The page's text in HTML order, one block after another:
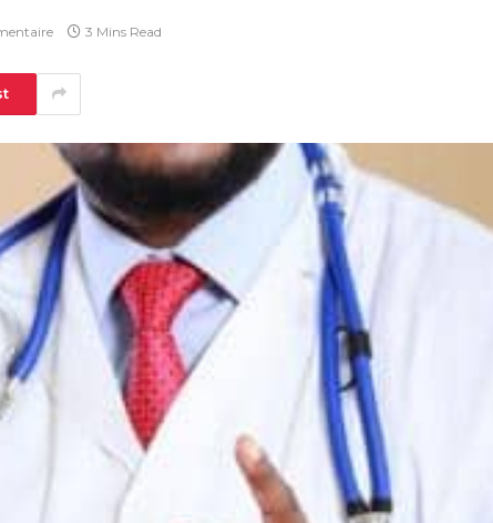
3 Mins Read